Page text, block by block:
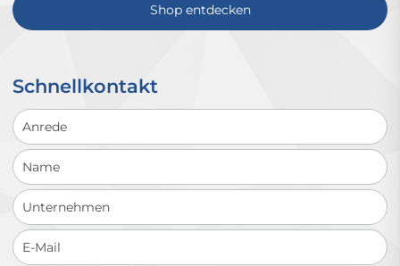
Shop entdecken
Schnellkontakt
Schnellkontakt